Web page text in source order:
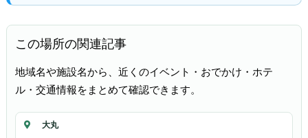
この場所の関連記事
地域名や施設名から、近くのイベント・おでかけ・ホテ
ル・交通情報をまとめて確認できます。
大丸